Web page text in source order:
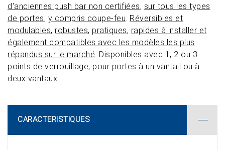
d'anciennes push bar non certifiées, sur tous les types
de portes, y compris coupe-feu. Réversibles et
modulables, robustes, pratiques, rapides à installer et
également compatibles avec les modèles les plus
répandus sur le marché. Disponibles avec 1, 2 ou 3
points de verrouillage, pour portes à un vantail ou à
deux vantaux.
CARACTERISTIQUES